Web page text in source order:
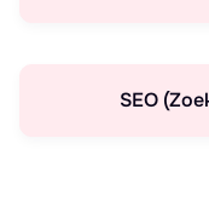
SEO